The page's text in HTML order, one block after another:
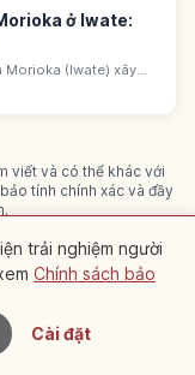
ở Iwate:
Morioka (Iwate) xây
gia tộc Nanbu
viết và có thể khác với
tính chính xác và đầy
(liên kết tiếp thị); chúng
kết đó.
Gần đây
trải nghiệm người
Chính sách bảo
Cài đặt